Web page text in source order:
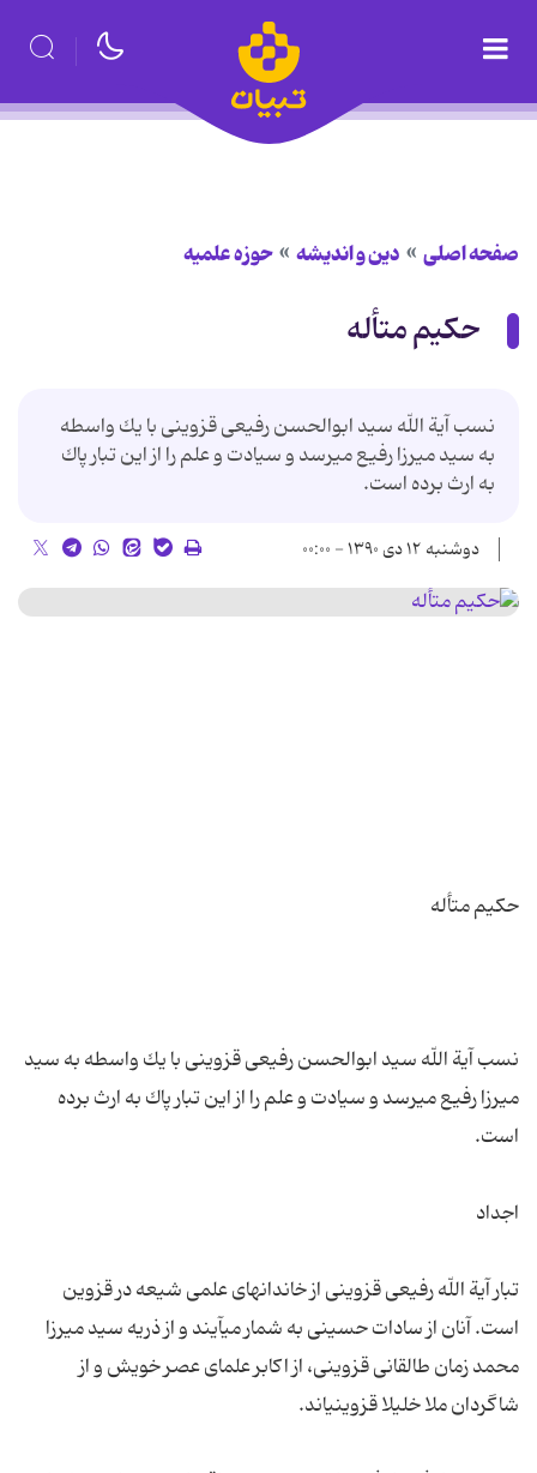
صفحه اصلی دین و اندیشه حوزه علمیه
حكيم متأله
نسب آية اللّه سيد ابوالحسن رفيعى قزوينى با يك واسطه
به سيد ميرزا رفيع مى‏رسد و سيادت و علم را از اين تبار پاك
به ارث برده است.
دوشنبه ۱۲ دی ۱۳۹۰ - ۰۰:۰۰
نسب آیة اللّه سید ابوالحسن رفیعى قزوینى با یك واسطه به سید
میرزا رفیع مى‏رسد و سیادت و علم را از این تبار پاك به ارث برده
تبار آیة اللّه رفیعى قزوینى از خاندانهاى علمى شیعه در قزوین
است. آنان از سادات حسینى به شمار مى‏آیند و از ذریه سید میرزا
محمد زمان طالقانى قزوینى، از اكابر علماى عصر خویش و از